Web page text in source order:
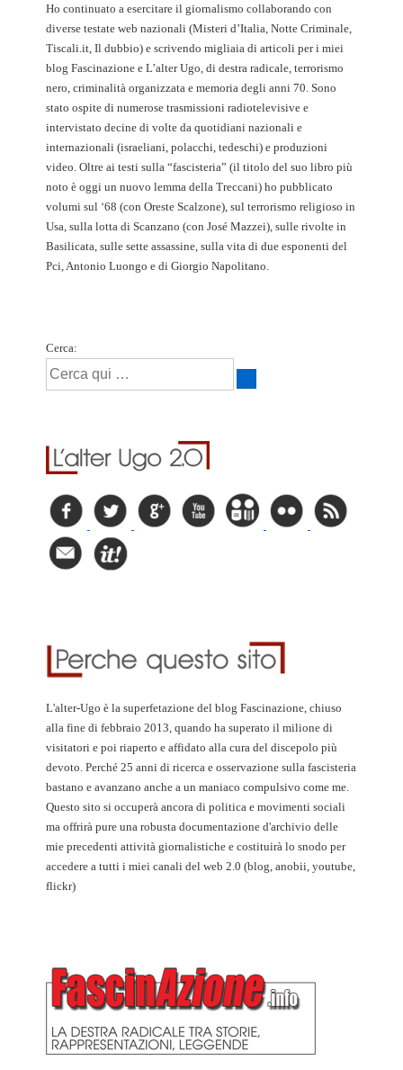
Ho continuato a esercitare il giornalismo collaborando con
diverse testate web nazionali (Misteri d’Italia, Notte Criminale,
Tiscali.it, Il dubbio) e scrivendo migliaia di articoli per i miei
blog Fascinazione e L’alter Ugo, di destra radicale, terrorismo
nero, criminalità organizzata e memoria degli anni 70. Sono
stato ospite di numerose trasmissioni radiotelevisive e
intervistato decine di volte da quotidiani nazionali e
internazionali (israeliani, polacchi, tedeschi) e produzioni
video. Oltre ai testi sulla “fascisteria” (il titolo del suo libro più
noto è oggi un nuovo lemma della Treccani) ho pubblicato
volumi sul ‘68 (con Oreste Scalzone), sul terrorismo religioso in
Usa, sulla lotta di Scanzano (con José Mazzei), sulle rivolte in
Basilicata, sulle sette assassine, sulla vita di due esponenti del
Pci, Antonio Luongo e di Giorgio Napolitano.
Cerca:
L'alter-Ugo è la superfetazione del blog Fascinazione, chiuso
alla fine di febbraio 2013, quando ha superato il milione di
visitatori e poi riaperto e affidato alla cura del discepolo più
devoto. Perché 25 anni di ricerca e osservazione sulla fascisteria
bastano e avanzano anche a un maniaco compulsivo come me.
Questo sito si occuperà ancora di politica e movimenti sociali
ma offrirà pure una robusta documentazione d'archivio delle
mie precedenti attività giornalistiche e costituirà lo snodo per
accedere a tutti i miei canali del web 2.0 (blog, anobii, youtube,
flickr)